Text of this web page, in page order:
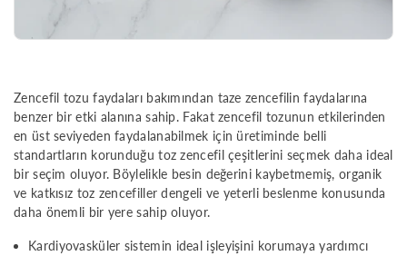
Zencefil tozu faydaları bakımından taze zencefilin faydalarına
benzer bir etki alanına sahip. Fakat zencefil tozunun etkilerinden
en üst seviyeden faydalanabilmek için üretiminde belli
standartların korunduğu toz zencefil çeşitlerini seçmek daha ideal
bir seçim oluyor. Böylelikle besin değerini kaybetmemiş, organik
ve katkısız toz zencefiller dengeli ve yeterli beslenme konusunda
daha önemli bir yere sahip oluyor.
Kardiyovasküler sistemin ideal işleyişini korumaya yardımcı